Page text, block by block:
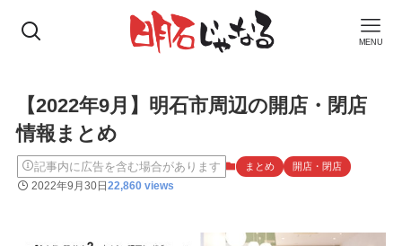
MENU
【2022年9月】明石市周辺の開店・閉店
情報まとめ
記事内に広告を含む場合があります まとめ 開店・閉店
2022年9月30日22,860 views